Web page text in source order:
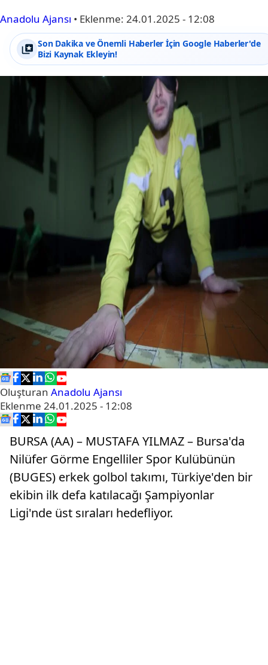
Anadolu Ajansı • Eklenme: 24.01.2025 - 12:08
Son Dakika ve Önemli Haberler İçin Google Haberler'de
Bizi Kaynak Ekleyin!
Oluşturan Anadolu Ajansı
Eklenme 24.01.2025 - 12:08
BURSA (AA) – MUSTAFA YILMAZ – Bursa'da
Nilüfer Görme Engelliler Spor Kulübünün
(BUGES) erkek golbol takımı, Türkiye'den bir
ekibin ilk defa katılacağı Şampiyonlar
Ligi'nde üst sıraları hedefliyor.